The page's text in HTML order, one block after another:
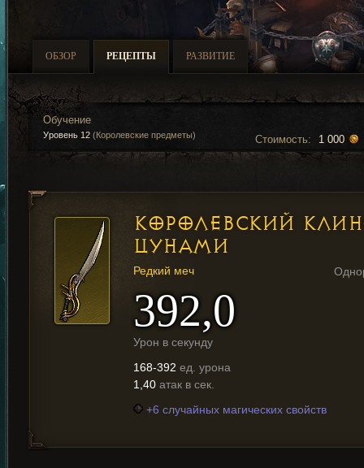
ОБЗОР РЕЦЕПТЫ РАЗВИТИЕ
Стоимость: 1 000
Обучение
Уровень 12 (Королевские предметы)
КОРОЛЕВСКИЙ
ЦУНАМИ
Редкий меч
392,0
Урон в секунду
168-392 ед. урона
1,40 атак в сек.
+6 случайных магических свойств